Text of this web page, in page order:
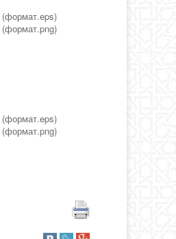
(формат.eps)
(формат.png)
(формат.eps)
(формат.png)